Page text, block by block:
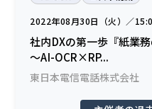
2022年08月30日（火）／
社内DXの第一歩『紙業
～AI-OCR×RP...
東日本電信電話株式会社